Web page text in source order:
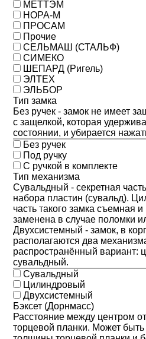
МЕТТЭМ
НОРА-М
ПРОСАМ
Прочие
СЕЛЬМАШ (СТАЛЬФ)
СИМЕКО
ШЕПАРД (Ригель)
ЭЛТЕХ
ЭЛЬБОР
Тип замка
Без ручек - замок не имеет
с защелкой, которая
состоянии, и убирается
Без ручек
Под ручку
С ручкой в комплекте
Тип механизма
Сувальдный - секретная
набора пластин (сувальд).
часть такого замка съемная
заменена в случае поломки
Двухсистемный - замок, в
располагаются два
распространённый вариант:
сувальдный.
Сувальдный
Цилиндровый
Двухсистемный
Бэксет (Дорнмасс)
Расстояние между центром
торцевой планки. Может быть